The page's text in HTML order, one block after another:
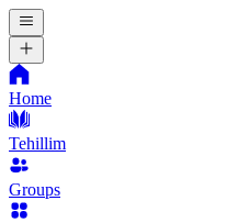
Home
Tehillim
Groups